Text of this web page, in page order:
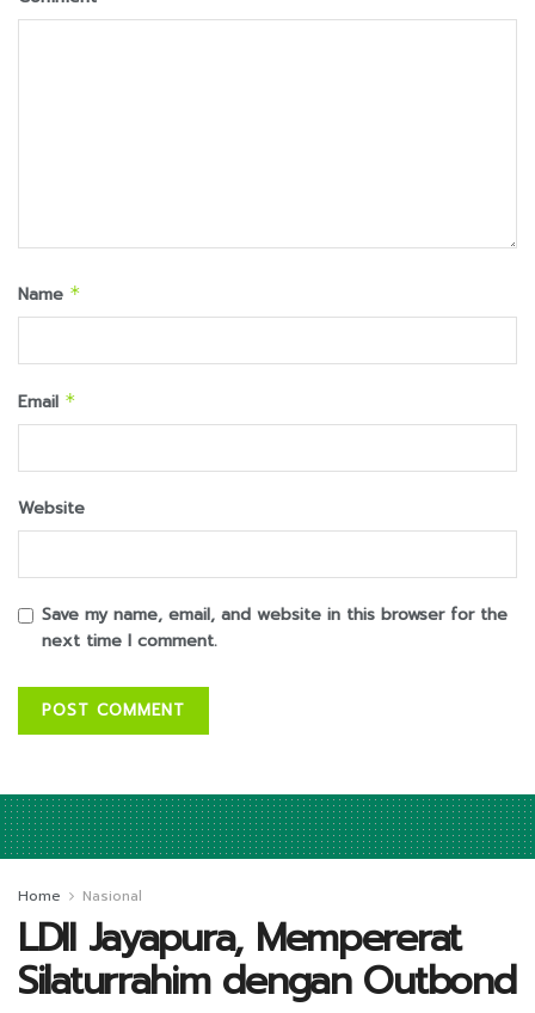
Name *
Email *
Website
Save my name, email, and website in this browser for the
next time I comment.
Home Nasional
LDII Jayapura, Mempererat
Silaturrahim dengan Outbond